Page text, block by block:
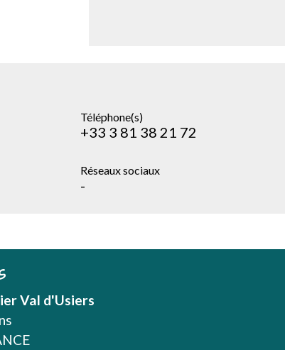
Téléphone(s)
+33 3 81 38 21 72
Réseaux sociaux
-
Val d'Usiers